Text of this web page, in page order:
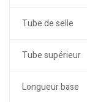
Tube de selle
Tube supérieur
Longueur base